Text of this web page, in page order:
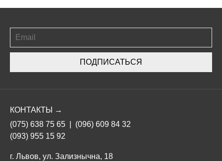
ПОДПИСАТЬСЯ
КОНТАКТЫ →
(075) 638 75 65
(096) 609 84 32
(093) 955 15 92
г. Львов, ул. Зализнычна, 18